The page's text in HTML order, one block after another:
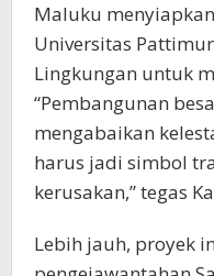
Maluku
Universitas
Lingkungan untuk
“Pembangunan
mengabaikan
harus jadi simbol
kerusakan,” tegas
Lebih jauh, proyek